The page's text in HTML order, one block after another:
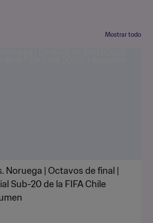
Mostrar todo
Noruega | Octavos de final |
Sub-20 de la FIFA Chile